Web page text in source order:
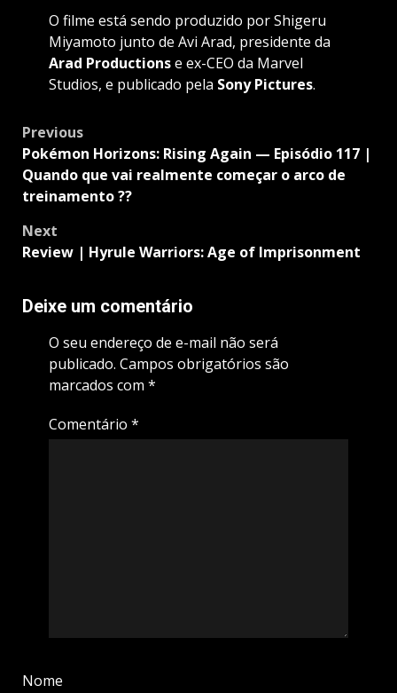
O filme está sendo produzido por Shigeru
Miyamoto junto de Avi Arad, presidente da
Arad Productionse ex-CEO da Marvel
Studios, e publicado pela Sony Pictures.
Post
navigation
Previous
Pokémon Horizons: Rising Again — Episódio 117 |
Quando que vai realmente começar o arco de
treinamento ??
Next
Review | Hyrule Warriors: Age of Imprisonment
Deixe um comentário
O seu endereço de e-mail não será
publicado. Campos obrigatórios são
marcados com *
Comentário *
Nome